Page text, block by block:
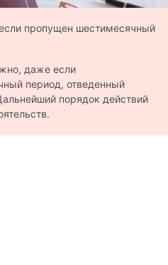
пропущен шестимесячный
даже если
период, отведенный
порядок действий